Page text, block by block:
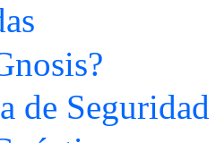
de Seguridad